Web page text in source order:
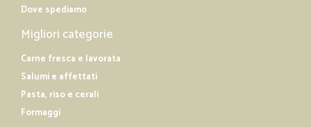
Dove spediamo
Migliori categorie
Carne fresca e lavorata
Salumi e affettati
Pasta, riso e cerali
Formaggi